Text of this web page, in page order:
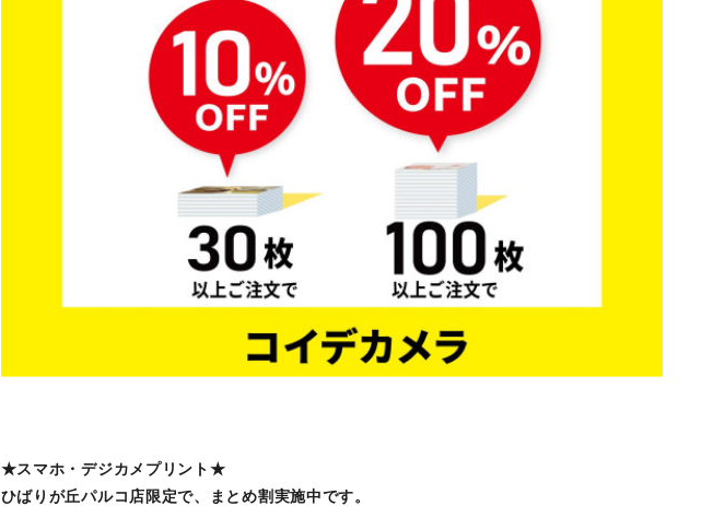
★スマホ・デジカメプリント★
ひばりが丘パルコ店限定で、まとめ割実施中です。